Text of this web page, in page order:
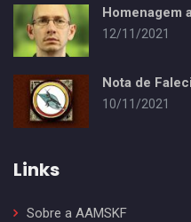
Homenagem
12/11/2021
Nota de
10/11/2021
Links
Sobre a AAMSKF